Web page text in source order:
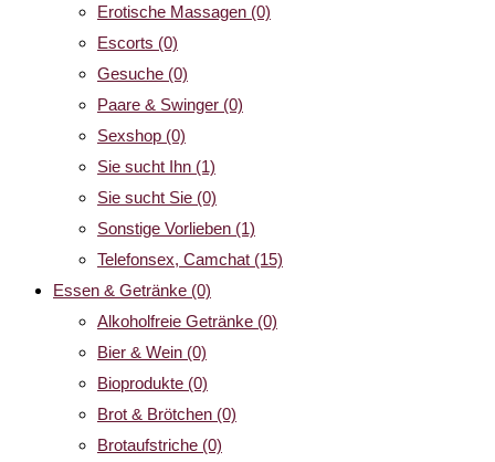
Erotische Massagen (0)
Escorts (0)
Gesuche (0)
Paare & Swinger (0)
Sexshop (0)
Sie sucht Ihn (1)
Sie sucht Sie (0)
Sonstige Vorlieben (1)
Telefonsex, Camchat (15)
Essen & Getränke (0)
Alkoholfreie Getränke (0)
Bier & Wein (0)
Bioprodukte (0)
Brot & Brötchen (0)
Brotaufstriche (0)